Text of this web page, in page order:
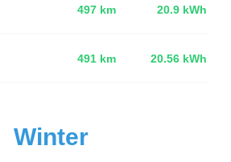
497 km 20.9 kWh
491 km 20.56 kWh
Winter